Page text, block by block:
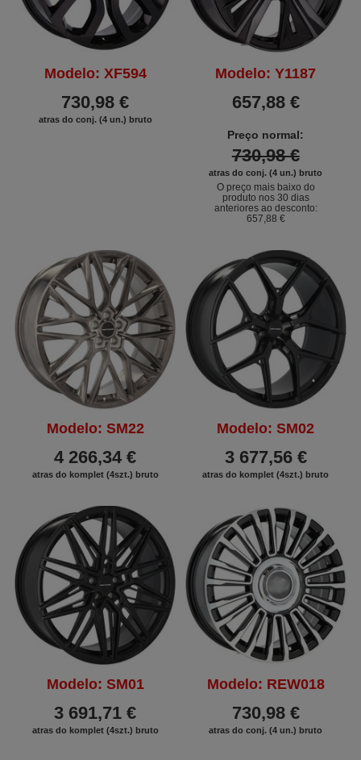
Modelo: XF594
730,98 €
atras do conj. (4 un.) bruto
Modelo: Y1187
Preço normal:
730,98 €
657,88 €
atras do conj. (4 un.) bruto
O preço mais baixo do
produto nos 30 dias
anteriores ao desconto:
657,88 €
Modelo: SM22
4 266,34 €
atras do komplet (4szt.) bruto
Modelo: SM02
3 677,56 €
atras do komplet (4szt.) bruto
Modelo: SM01
3 691,71 €
atras do komplet (4szt.) bruto
Modelo: REW018
730,98 €
atras do conj. (4 un.) bruto